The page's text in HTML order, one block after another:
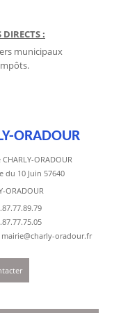
:
municipaux
ORADOUR
ORADOUR
du 10 Juin 57640
ORADOUR
mairie@charly-oradour.fr